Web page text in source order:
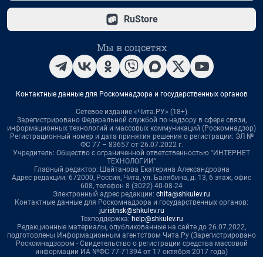
RuStore
Мы в соцсетях
Контактные данные для Роскомнадзора и государственных органов
Сетевое издание «Чита.РУ» (18+)
Зарегистрировано Федеральной службой по надзору в сфере связи,
информационных технологий и массовых коммуникаций (Роскомнадзор)
Регистрационный номер и дата принятия решения о регистрации: ЭЛ №
ФС 77 – 83657 от 26.07.2022 г.
Учредитель: Общество с ограниченной ответственностью "ИНТЕРНЕТ
ТЕХНОЛОГИИ"
Главный редактор: Шайтанова Екатерина Александровна
Адрес редакции: 672000, Россия, Чита, ул. Балябина, д. 13, 6 этаж, офис
608, телефон 8 (3022) 40-08-24
Электронный адрес редакции: chita@shkulev.ru
Контактные данные для Роскомнадзора и государственных органов:
juristnsk@shkulev.ru
Техподдержка: help@shkulev.ru
Редакционные материалы, опубликованные на сайте до 26.07.2022,
подготовлены Информационным агентством Чита.Ру (Зарегистрировано
Роскомнадзором - Свидетельство о регистрации средства массовой
информации ИА №ФС 77-71394 от 17 октября 2017 года)